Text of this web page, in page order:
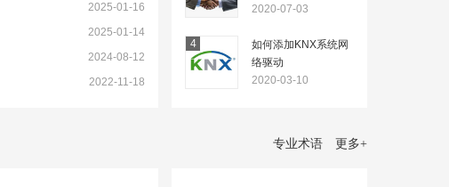
2025-01-16
2025-01-14
2024-08-12
2022-11-18
2020-07-03
4
如何添加KNX系统网
络驱动
2020-03-10
专业术语 更多+